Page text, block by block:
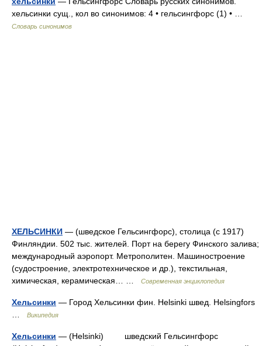
хельсинки сущ., кол во синонимов: 4 • гельсингфорс (1) • …
Словарь синонимов
ХЕЛЬСИНКИ — (шведское Гельсингфорс), столица (с 1917)
Финляндии. 502 тыс. жителей. Порт на берегу Финского залива;
международный аэропорт. Метрополитен. Машиностроение
(судостроение, электротехническое и др.), текстильная,
химическая, керамическая… …
Современная энциклопедия
Хельсинки — Город Хельсинки фин. Helsinki швед. Helsingfors
Википедия
Хельсинки — (Helsinki) шведский Гельсингфорс